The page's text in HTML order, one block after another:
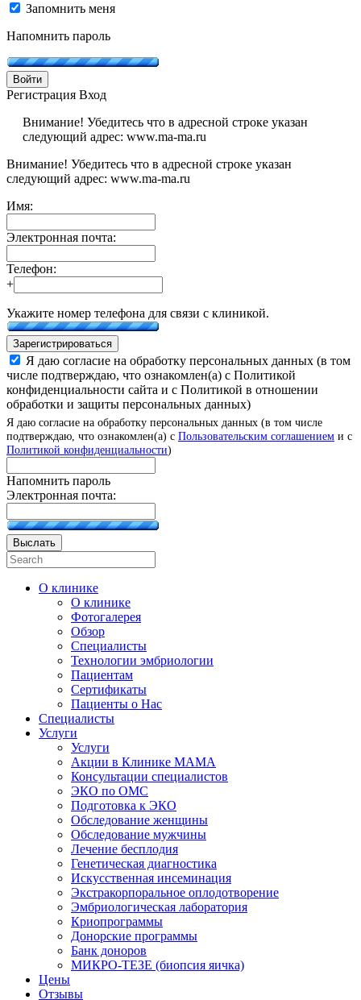
Запомнить меня
Напомнить пароль
Войти
Регистрация Вход
Внимание! Убедитесь что в адресной строке указан
следующий адрес: www.ma-ma.ru
Внимание! Убедитесь что в адресной строке указан
следующий адрес: www.ma-ma.ru
Имя:
Электронная почта:
Телефон:
+
Укажите номер телефона для связи с клиникой.
Зарегистрироваться
Я даю согласие на обработку персональных данных (в том
числе подтверждаю, что ознакомлен(а) с Политикой
конфиденциальности сайта и с Политикой в отношении
обработки и защиты персональных данных)
Я даю согласие на обработку персональных данных (в том числе
подтверждаю, что ознакомлен(а) с Пользовательским соглашением и с
Политикой конфиденциальности)
Напомнить пароль
Электронная почта:
Выслать
О клинике
О клинике
Фотогалерея
Обзор
Специалисты
Технологии эмбриологии
Пациентам
Сертификаты
Пациенты о Нас
Специалисты
Услуги
Услуги
Акции в Клинике МАМА
Консультации специалистов
ЭКО по ОМС
Подготовка к ЭКО
Обследование женщины
Обследование мужчины
Лечение бесплодия
Генетическая диагностика
Искусственная инсеминация
Экстракорпоральное оплодотворение
Эмбриологическая лаборатория
Криопрограммы
Донорские программы
Банк доноров
МИКРО-ТЕЗЕ (биопсия яичка)
Цены
Отзывы